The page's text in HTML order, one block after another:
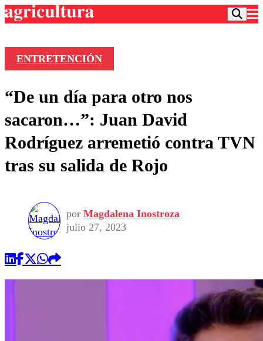
Frecuencias
Agricultura TV
Deportes
Colo Colo
Motor
Torneo Internacional
Torneo Nacional
Entretención
Noticias
Internacional
Nacional
Vida Social
Programas
Comercial
ENTRETENCIÓN
“De un día para otro nos
sacaron…”: Juan David
Rodríguez arremetió contra TVN
tras su salida de Rojo
por Magdalena Inostroza
julio 27, 2023